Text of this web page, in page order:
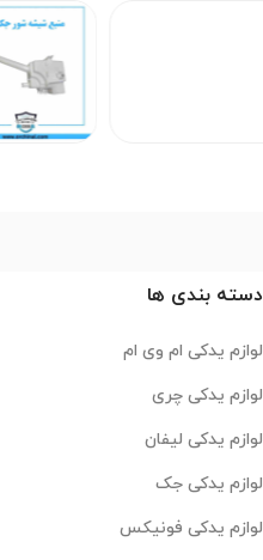
دسته بندی ها
لوازم یدکی ام وی ام
لوازم یدکی چری
لوازم یدکی لیفان
لوازم یدکی جک
لوازم یدکی فونیکس